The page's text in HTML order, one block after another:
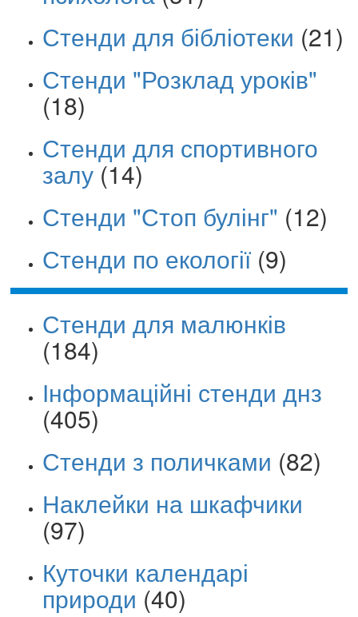
Стенди для бібліотеки (21)
Стенди "Розклад уроків"
(18)
Стенди для спортивного
залу(14)
Стенди "Стоп булінг" (12)
Стенди по екології (9)
Стенди для малюнків
(184)
Інформаційні стенди днз
(405)
Стенди з поличками (82)
Наклейки на шкафчики
(97)
Куточки календарі
природи (40)